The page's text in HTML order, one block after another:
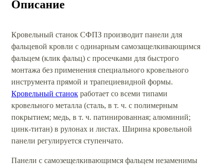
Описание
Кровельный станок СФПЗ производит панели для
фальцевой кровли с одинарным самозащелкивающимся
фальцем (клик фальц) с просечками для быстрого
монтажа без применения специального кровельного
инструмента прямой и трапециевидной формы.
Кровельный станок работает со всеми типами
кровельного металла (сталь, в т. ч. с полимерным
покрытием; медь, в т. ч. патинированная; алюминий;
цинк-титан) в рулонах и листах. Ширина кровельной
панели регулируется ступенчато.
Панели с самозещелкивающимся фальцем незаменимы